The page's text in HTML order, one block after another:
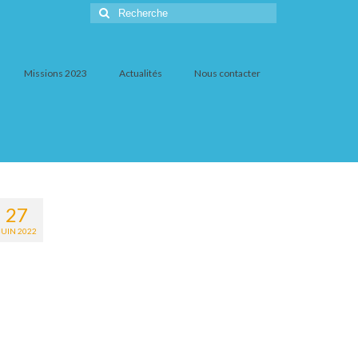
Rechercher
:
Missions 2023 Actualités Nous contacter
27
2022